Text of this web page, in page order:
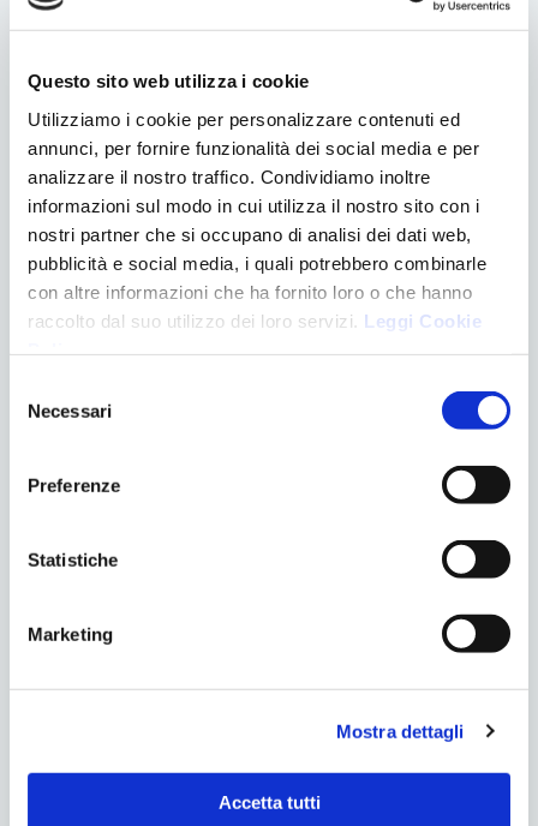
Questo sito web utilizza i cookie
Utilizziamo i cookie per personalizzare contenuti ed
annunci, per fornire funzionalità dei social media e per
analizzare il nostro traffico. Condividiamo inoltre
informazioni sul modo in cui utilizza il nostro sito con i
nostri partner che si occupano di analisi dei dati web,
pubblicità e social media, i quali potrebbero combinarle
con altre informazioni che ha fornito loro o che hanno
raccolto dal suo utilizzo dei loro servizi. Leggi Cookie
delNecessari
Preferenze
Statistiche
Marketing
Mostra dettagli
Accetta tutti
Facebook
Twitter
LinkedIn
WhatsApp
Condividi
CATEGORIE
Apparecchiature
Chirurgia
Denti e gravidanza
Logopedia
Pedodonzia
Trattamenti
ULTIMI POST
LO SBIANCAMENTO DENTALE
RESPIRAZIONE ORALE NEL BAMBINO
L’IMPORTANZA DELLA POSIZIONE DELLA LINGUA PER IL
SORRISO
MAL DI ORECCHIE E ATM: ESISTE UNA CORRELAZIONE?